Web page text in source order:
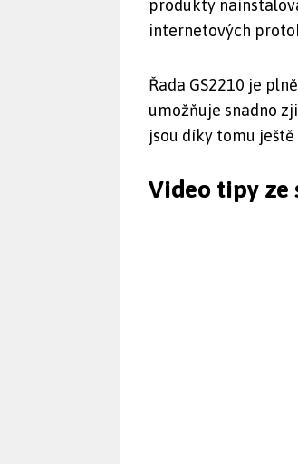
produkty
internetových
Řada GS2210 je
umožňuje snadno
jsou díky tomu ještě
Video tipy ze